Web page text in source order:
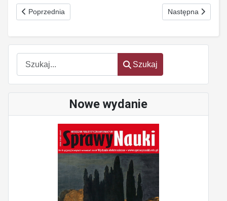
Szukaj
Szukaj
Nowe wydanie
software
Poprzednia strona: Last minute Nr 5 (132) maj 2008
Poprzednia Następna strona:
Następna